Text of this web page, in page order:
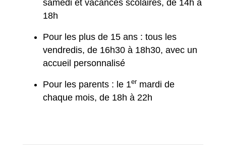
samedi et vacances scolaires, de 14h à
18h
Pour les plus de 15 ans : tous les
vendredis, de 16h30 à 18h30, avec un
accueil personnalisé
Pour les parents : le 1ermardi de
chaque mois, de 18h à 22h